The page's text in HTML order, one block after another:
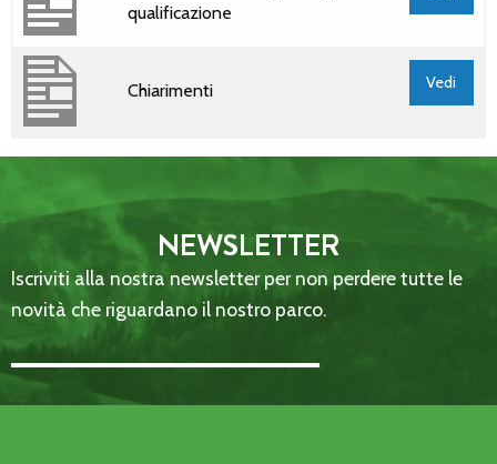
qualificazione
Chiarimenti Vedi
NEWSLETTER
Iscriviti alla nostra newsletter per non perdere tutte le
novità che riguardano il nostro parco.
Email Address::: (required)